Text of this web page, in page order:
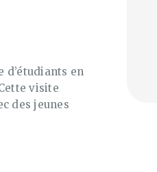
d’étudiants en
visite
des jeunes